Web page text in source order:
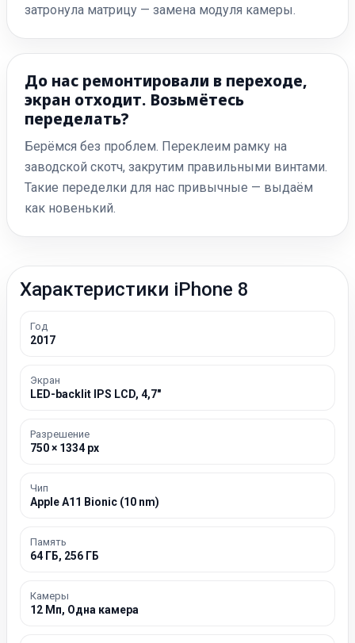
затронула матрицу — замена модуля камеры.
До нас ремонтировали в переходе,
экран отходит. Возьмётесь
переделать?
Берёмся без проблем. Переклеим рамку на
заводской скотч, закрутим правильными винтами.
Такие переделки для нас привычные — выдаём
как новенький.
Характеристики iPhone 8
Год
2017
Экран
LED-backlit IPS LCD, 4,7″
Разрешение
750 × 1334 px
Чип
Apple A11 Bionic (10 nm)
Память
64 ГБ, 256 ГБ
Камеры
12 Мп, Одна камера